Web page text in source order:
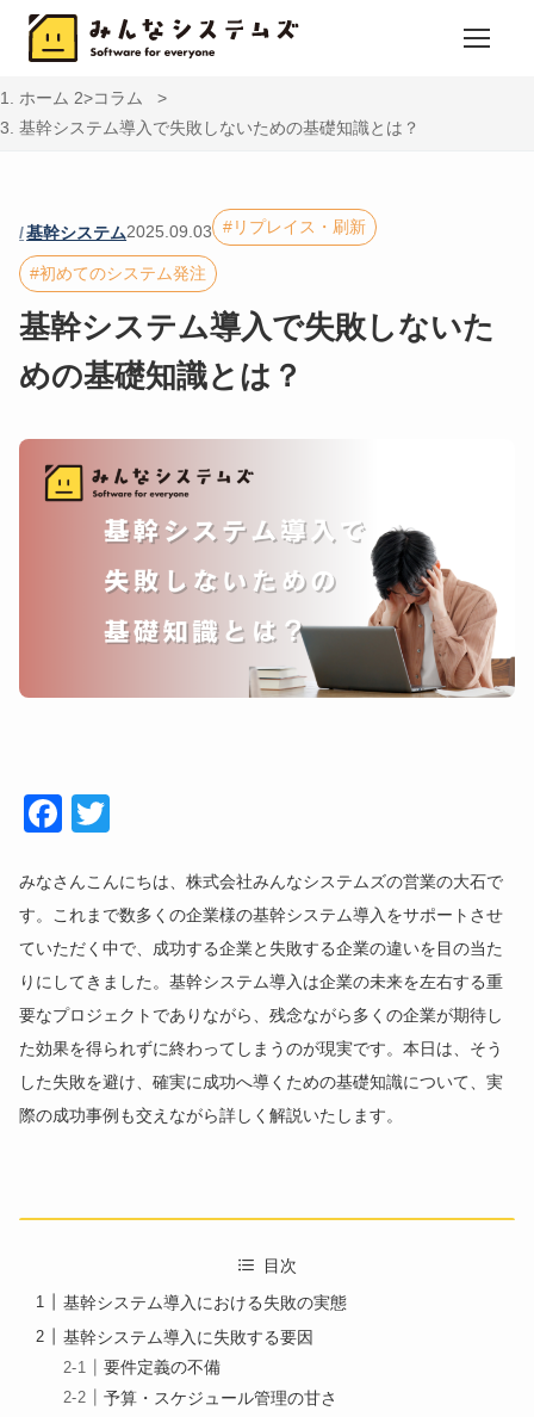
ホーム
コラム
基幹システム導入で失敗しないための基礎知識とは？
基幹システム2025.09.03 リプレイス・刷新
初めてのシステム発注
基幹システム導入で失敗しないた
めの基礎知識とは？
Face
みなさんこんにちは、株式会社みんなシステムズの営業の大石で
す。これまで数多くの企業様の基幹システム導入をサポートさせ
ていただく中で、成功する企業と失敗する企業の違いを目の当た
りにしてきました。基幹システム導入は企業の未来を左右する重
要なプロジェクトでありながら、残念ながら多くの企業が期待し
た効果を得られずに終わってしまうのが現実です。本日は、そう
した失敗を避け、確実に成功へ導くための基礎知識について、実
際の成功事例も交えながら詳しく解説いたします。
目次
基幹システム導入における失敗の実態
基幹システム導入に失敗する要因
要件定義の不備
予算・スケジュール管理の甘さ